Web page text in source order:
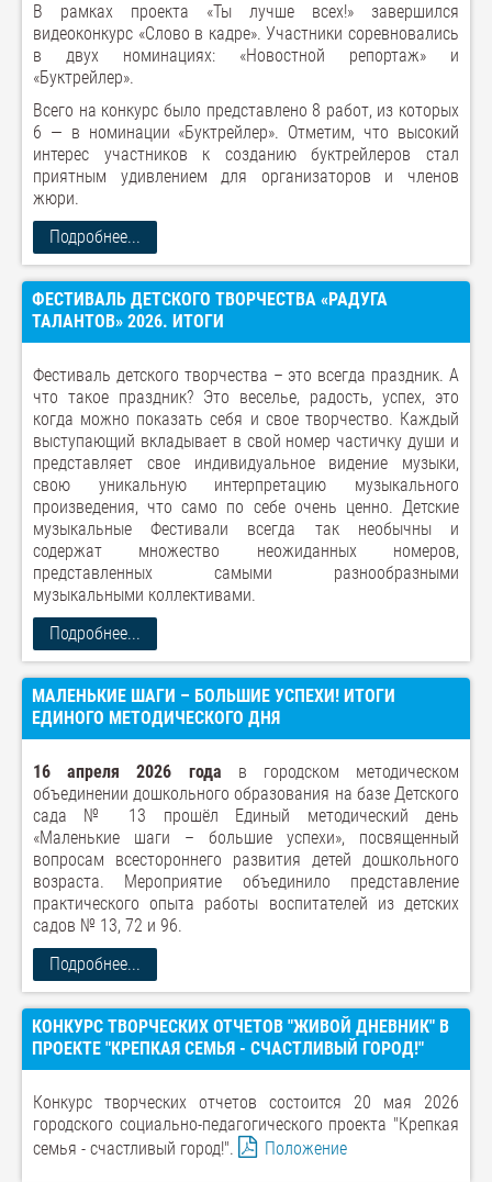
В рамках проекта «Ты лучше всех!» завершился
видеоконкурс «Слово в кадре». Участники соревновались
в двух номинациях: «Новостной репортаж» и
«Буктрейлер».
Всего на конкурс было представлено 8 работ, из которых
6 — в номинации «Буктрейлер». Отметим, что высокий
интерес участников к созданию буктрейлеров стал
приятным удивлением для организаторов и членов
жюри.
Подробнее...
ФЕСТИВАЛЬ ДЕТСКОГО ТВОРЧЕСТВА «РАДУГА
ТАЛАНТОВ» 2026. ИТОГИ
Фестиваль детского творчества – это всегда праздник. А
что такое праздник? Это веселье, радость, успех, это
когда можно показать себя и свое творчество. Каждый
выступающий вкладывает в свой номер частичку души и
представляет свое индивидуальное видение музыки,
свою уникальную интерпретацию музыкального
произведения, что само по себе очень ценно. Детские
музыкальные Фестивали всегда так необычны и
содержат множество неожиданных номеров,
представленных самыми разнообразными
музыкальными коллективами.
Подробнее...
МАЛЕНЬКИЕ ШАГИ – БОЛЬШИЕ УСПЕХИ! ИТОГИ
ЕДИНОГО МЕТОДИЧЕСКОГО ДНЯ
16 апреля 2026 года в городском методическом
объединении дошкольного образования на базе Детского
сада № 13 прошёл Единый методический день
«Маленькие шаги – большие успехи», посвященный
вопросам всестороннего развития детей дошкольного
возраста. Мероприятие объединило представление
практического опыта работы воспитателей из детских
садов № 13, 72 и 96.
Подробнее...
КОНКУРС ТВОРЧЕСКИХ ОТЧЕТОВ "ЖИВОЙ ДНЕВНИК" В
ПРОЕКТЕ "КРЕПКАЯ СЕМЬЯ - СЧАСТЛИВЫЙ ГОРОД!"
Конкурс творческих отчетов состоится 20 мая 2026
городского социально-педагогического проекта "Крепкая
семья - счастливый город!".
Положение